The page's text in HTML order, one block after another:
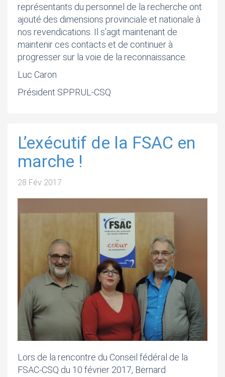
représentants du personnel de la recherche ont
ajouté des dimensions provinciale et nationale à
nos revendications. Il s’agit maintenant de
maintenir ces contacts et de continuer à
progresser sur la voie de la reconnaissance.
Luc Caron
Président SPPRUL-CSQ
L’exécutif de la FSAC en
marche !
28 Fév 2017
Lors de la rencontre du Conseil fédéral de la
FSAC-CSQ du 10 février 2017, Bernard